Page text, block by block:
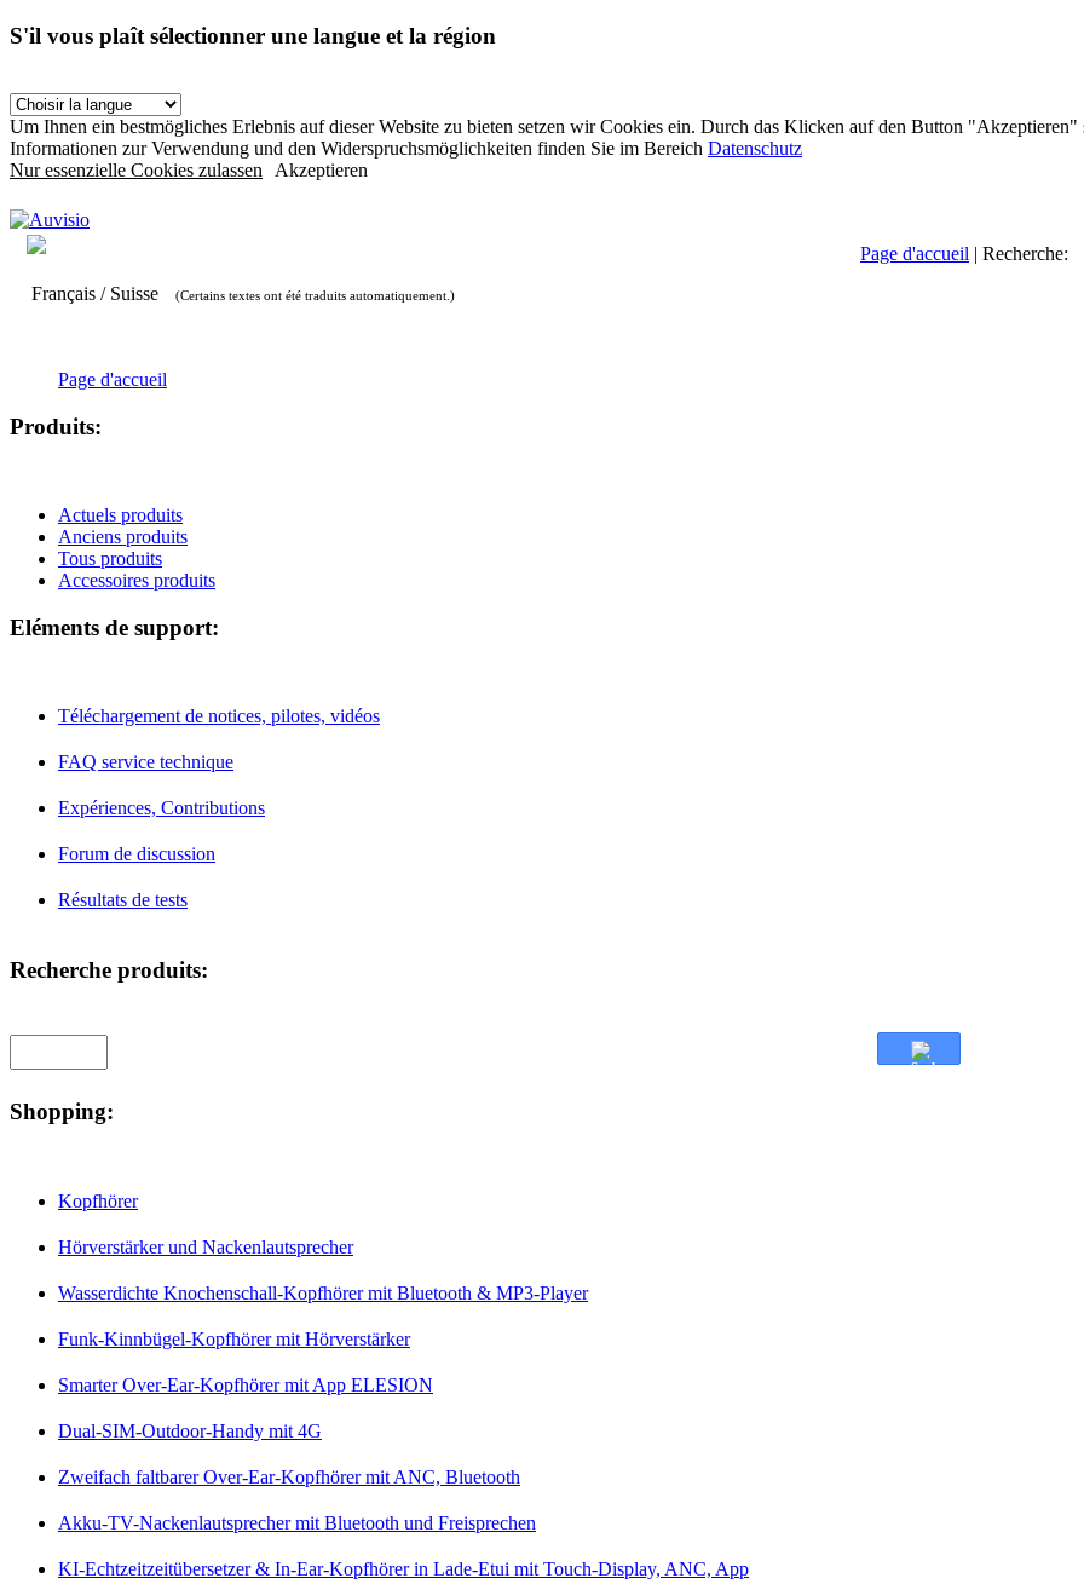
S'il vous plaît sélectionner une langue et la région
Um Ihnen ein bestmögliches Erlebnis auf dieser Website zu bieten setzen wir Cookies ein. Durch das Klicken auf den Button
Informationen zur Verwendung und den Widerspruchsmöglichkeiten finden Sie im Bereich Datenschutz
Nur essenzielle Cookies zulassen Akzeptieren
Français / Suisse (Certains textes ont été traduits automatiquement.)
Page d'accueil | Recherche:
Page d'accueil
Produits:
Actuels produits
Anciens produits
Tous produits
Accessoires produits
Eléments de support:
Téléchargement de notices, pilotes, vidéos
FAQ service technique
Expériences, Contributions
Forum de discussion
Résultats de tests
Recherche produits:
Shopping:
Kopfhörer
Hörverstärker und Nackenlautsprecher
Wasserdichte Knochenschall-Kopfhörer mit Bluetooth & MP3-Player
Funk-Kinnbügel-Kopfhörer mit Hörverstärker
Smarter Over-Ear-Kopfhörer mit App ELESION
Dual-SIM-Outdoor-Handy mit 4G
Zweifach faltbarer Over-Ear-Kopfhörer mit ANC, Bluetooth
Akku-TV-Nackenlautsprecher mit Bluetooth und Freisprechen
KI-Echtzeitzeitübersetzer & In-Ear-Kopfhörer in Lade-Etui mit Touch-Display, ANC, App